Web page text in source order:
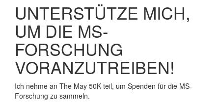
UNTERSTÜTZE MICH,
UM DIE MS-
FORSCHUNG
VORANZUTREIBEN!
Ich nehme an The May 50K teil, um Spenden für die MS-
Forschung zu sammeln.